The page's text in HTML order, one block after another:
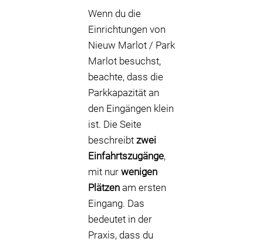
Wenn du die
Einrichtungen von
Nieuw Marlot / Park
Marlot besuchst,
beachte, dass die
Parkkapazität an
den Eingängen klein
ist. Die Seite
beschreibt zwei
Einfahrtszugänge,
mit nur wenigen
Plätzen am ersten
Eingang. Das
bedeutet in der
Praxis, dass du